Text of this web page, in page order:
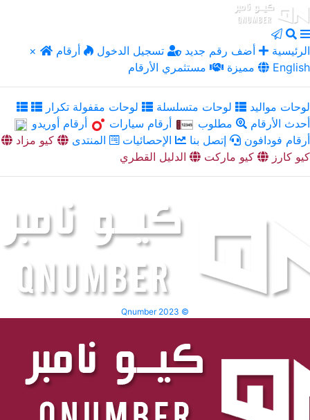
× الرئيسية أضف رقم جديد تسجيل الدخول
أرقام
مميزة
مستثمري الأرقام English
لوحات مواليد لوحات متسلسلة
لوحات مقفولة تكرار
أحدث الأرقام
مطلوب أرقام سيارات
أرقام أوريدو
أرقام فودافون
إتصل بنا الإحصائيات المنتدى
كيو مزاد
كيو كارز
كيو ماركت الدليل القطري
Qnumber 2023 ©